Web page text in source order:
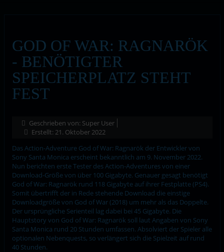
GOD OF WAR: RAGNARÖK
- BENÖTIGTER
SPEICHERPLATZ STEHT
FEST
Geschrieben von: Super User
Erstellt: 21. Oktober 2022
Das Action-Adventure God of War: Ragnarök der Entwickler von
Sony Santa Monica erscheint bekanntlich am 9. November 2022.
Nun berichten erste Tester des Action-Adventures von einer
Download-Größe von über 100 Gigabyte. Genauer gesagt benötigt
God of War: Ragnarök rund 118 Gigabyte auf ihrer Festplatte (PS4).
Somit übertrifft der in Rede stehende Download die einstige
Downloadgröße von God of War (2018) um mehr als das Doppelte.
Der ursprüngliche Serienteil lag dabei bei 45 Gigabyte. Die
Hauptstory von God of War: Ragnarök soll laut Angaben von Sony
Santa Monica rund 20 Stunden umfassen. Absolviert der Spieler alle
optionalen Nebenquests, so verlängert sich die Spielzeit auf rund
40 Stunden.